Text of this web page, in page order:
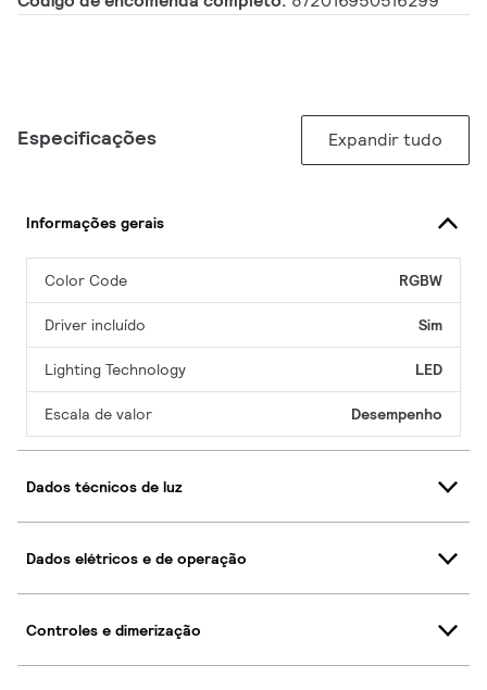
Especificações Expandir tudo
Informações gerais
Color Code RGBW
Driver incluído Sim
Lighting Technology LED
Escala de valor Desempenho
Dados técnicos de luz
Dados elétricos e de operação
Controles e dimerização